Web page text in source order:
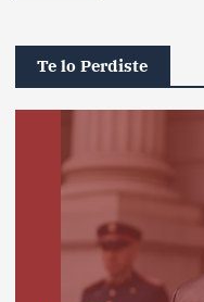
Te lo Perdiste